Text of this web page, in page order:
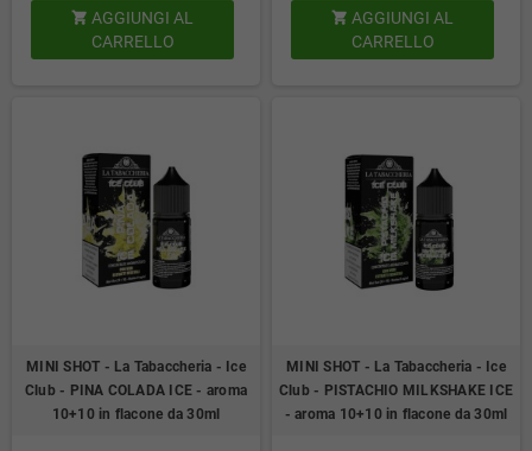
 AGGIUNGI AL
CARRELLO
 AGGIUNGI AL
CARRELLO
MINI SHOT - La Tabaccheria - Ice
Club - PINA COLADA ICE - aroma
10+10 in flacone da 30ml
MINI SHOT - La Tabaccheria - Ice
Club - PISTACHIO MILKSHAKE ICE
- aroma 10+10 in flacone da 30ml